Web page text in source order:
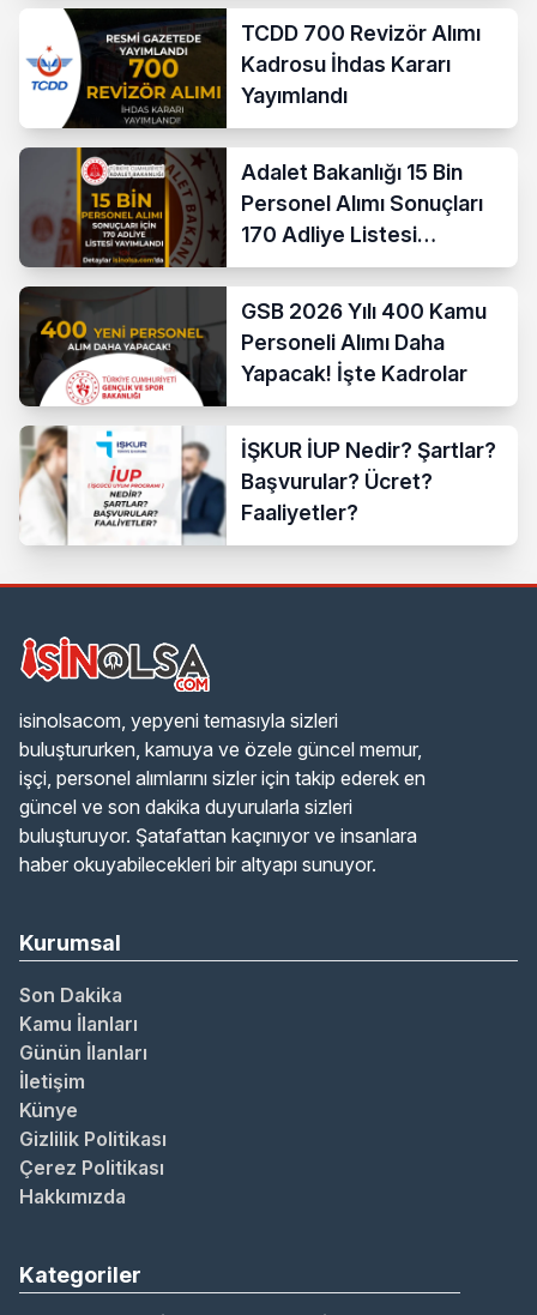
TCDD 700 Revizör Alımı
Kadrosu İhdas Kararı
Yayımlandı
Adalet Bakanlığı 15 Bin
Personel Alımı Sonuçları
170 Adliye Listesi
Açıklandı
GSB 2026 Yılı 400 Kamu
Personeli Alımı Daha
Yapacak! İşte Kadrolar
İŞKUR İUP Nedir? Şartlar?
Başvurular? Ücret?
Faaliyetler?
isinolsacom, yepyeni temasıyla sizleri
buluştururken, kamuya ve özele güncel memur,
işçi, personel alımlarını sizler için takip ederek en
güncel ve son dakika duyurularla sizleri
buluşturuyor. Şatafattan kaçınıyor ve insanlara
haber okuyabilecekleri bir altyapı sunuyor.
Kurumsal
Son Dakika
Kamu İlanları
Günün İlanları
İletişim
Künye
Gizlilik Politikası
Çerez Politikası
Hakkımızda
Kategoriler